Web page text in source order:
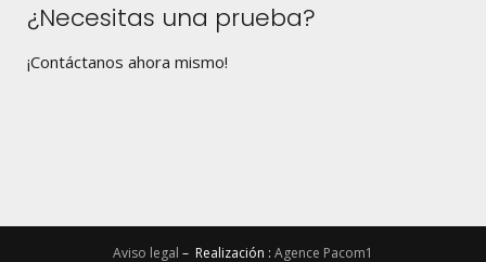
¿Necesitas una prueba?
¡Contáctanos ahora mismo!
Aviso legal – Realización : Agence Pacom1